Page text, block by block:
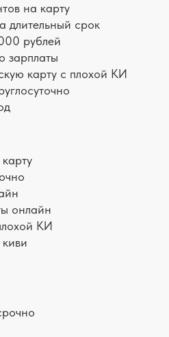
на карту
длительный срок
рублей
зарплаты
карту с плохой КИ
онлайн
КИ